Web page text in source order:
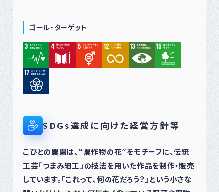
ゴール・ターゲット
SDGs達成に向けた経営方針等
こびとの農園は、“農作物の花”をモチーフに、伝統
工芸「つまみ細工」の技法を用いた作品を制作・販売
しています。「これって、何の花だろう？」という小さな